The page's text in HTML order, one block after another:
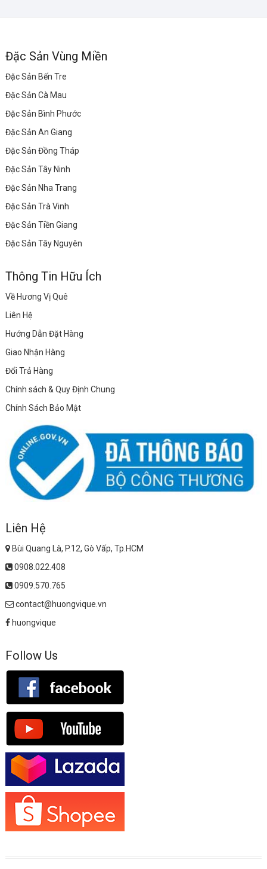
Đặc Sản Vùng Miền
Đặc Sản Bến Tre
Đặc Sản Cà Mau
Đặc Sản Bình Phước
Đặc Sản An Giang
Đặc Sản Đồng Tháp
Đặc Sản Tây Ninh
Đặc Sản Nha Trang
Đặc Sản Trà Vinh
Đặc Sản Tiền Giang
Đặc Sản Tây Nguyên
Thông Tin Hữu Ích
Về Hương Vị Quê
Liên Hệ
Hướng Dẫn Đặt Hàng
Giao Nhận Hàng
Đổi Trả Hàng
Chính sách & Quy Định Chung
Chính Sách Bảo Mật
Liên Hệ
Bùi Quang Là, P.12, Gò Vấp, Tp.HCM
0908.022.408
0909.570.765
contact@huongvique.vn
huongvique
Follow Us